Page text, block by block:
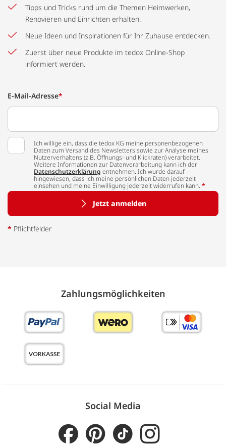
Tipps und Tricks rund um die Themen Heimwerken,
Renovieren und Einrichten erhalten.
Neue Ideen und Inspirationen für Ihr Zuhause entdecken.
Zuerst über neue Produkte im tedox Online-Shop
informiert werden.
E-Mail-Adresse*
Ich willige ein, dass die tedox KG meine personenbezogenen
Daten zum Versand des Newsletters sowie zur Analyse meines
Nutzerverhaltens (z.B. Öffnungs- und Klickraten) verarbeitet.
Weitere Informationen zur Datenverarbeitung kann ich der
Datenschutzerklärung entnehmen. Ich wurde darauf
hingewiesen, dass ich meine persönlichen Daten jederzeit
einsehen und meine Einwilligung jederzeit widerrufen kann. *
Jetzt anmelden
* Pflichtfelder
Zahlungs­möglich­keiten
Social Media